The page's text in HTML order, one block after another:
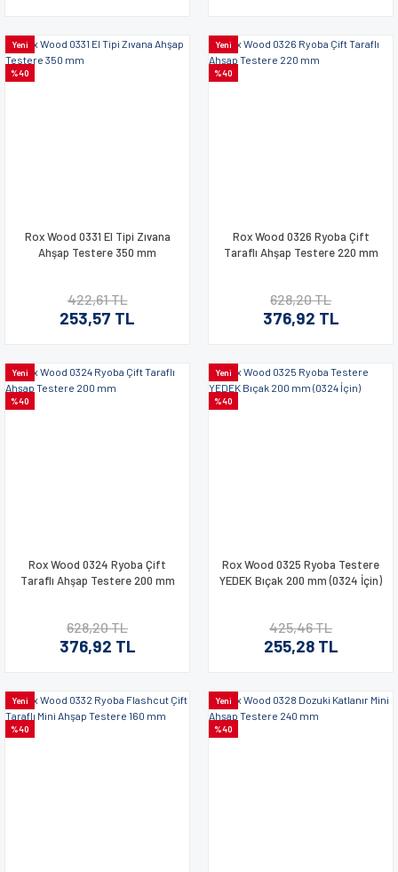
%40
Yeni
Rox Wood 0331 El Tipi Zıvana
Ahşap Testere 350 mm
422,61 TL
253,57 TL
%40
Yeni
Rox Wood 0326 Ryoba Çift
Taraflı Ahşap Testere 220 mm
628,20 TL
376,92 TL
%40
Yeni
Rox Wood 0324 Ryoba Çift
Taraflı Ahşap Testere 200 mm
628,20 TL
376,92 TL
%40
Yeni
Rox Wood 0325 Ryoba Testere
YEDEK Bıçak 200 mm (0324 İçin)
425,46 TL
255,28 TL
%40
Yeni
%40
Yeni